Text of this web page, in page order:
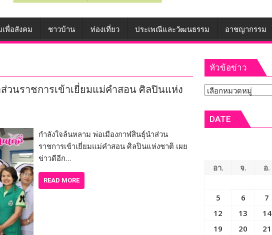
เพื่อสังคม ชาวบ้าน ท่องเที่ยว ประเพณีและวัฒนธรรม อาชญากรรม
วนราชการเข้าเยี่ยมแม่คำสอน ศิลปินแห่ง
กำลังใจล้นหลาม พ่อเมืองกาฬสินธุ์นำส่วน
ราชการเข้าเยี่ยมแม่คำสอน ศิลปินแห่งชาติ เผย
ข่าวดีอีก…
READ MORE
หัวข้อข่าว
หัวข้อ
DATE
อา. จ. อ.
5
6 7
12
13 14
19
20 21